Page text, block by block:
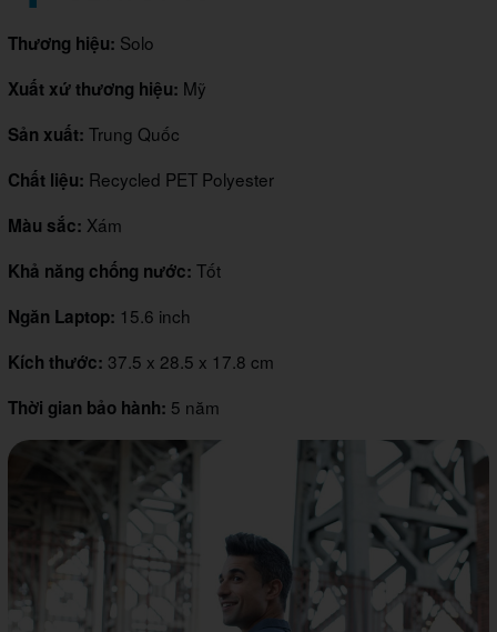
Thương hiệu: Solo
Xuất xứ thương hiệu: Mỹ
Sản xuất: Trung Quốc
Chất liệu: Recycled PET Polyester
Màu sắc: Xám
Khả năng chống nước: Tốt
Ngăn Laptop: 15.6 inch
Kích thước: 37.5 x 28.5 x 17.8 cm
Thời gian bảo hành: 5 năm